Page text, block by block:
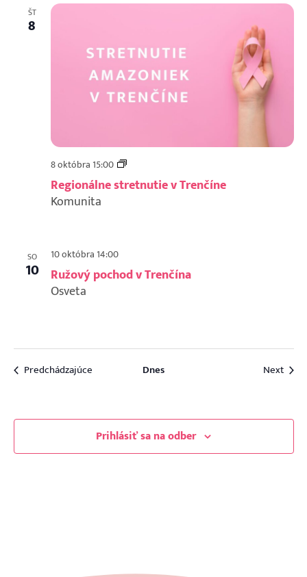
ŠT
8
Regionálne stretnutie v Trenčíne
8 októbra 15:00
Regionálne
stretnutie
v
Komunita
SO
10 Ružový pochod v Trenčína
10 októbra 14:00
Osveta
PredchádzajúceUdalosti Dnes Next
Prihlásiť sa na odber